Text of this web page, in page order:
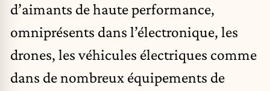
d’aimants de haute performance,
omniprésents dans l’électronique, les
drones, les véhicules électriques comme
dans de nombreux équipements de